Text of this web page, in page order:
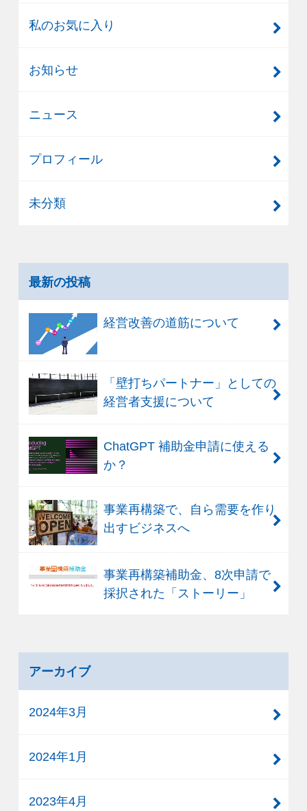
私のお気に入り
お知らせ
ニュース
プロフィール
未分類
最新の投稿
経営改善の道筋について
「壁打ちパートナー」としての
経営者支援について
ChatGPT 補助金申請に使える
か？
事業再構築で、自ら需要を作り
出すビジネスへ
事業再構築補助金、8次申請で
採択された「ストーリー」
アーカイブ
2024年3月
2024年1月
2023年4月